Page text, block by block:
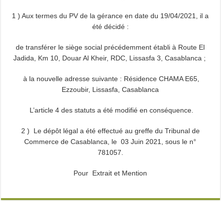
1 ) Aux termes du PV de la gérance en date du 19/04/2021, il a
été décidé :
de transférer le siège social précédemment établi à Route El
Jadida, Km 10, Douar Al Kheir, RDC, Lissasfa 3, Casablanca ;
à la nouvelle adresse suivante : Résidence CHAMA E65,
Ezzoubir, Lissasfa, Casablanca
L’article 4 des statuts a été modifié en conséquence.
2 ) Le dépôt légal a été effectué au greffe du Tribunal de
Commerce de Casablanca, le 03 Juin 2021, sous le n°
781057.
Pour Extrait et Mention